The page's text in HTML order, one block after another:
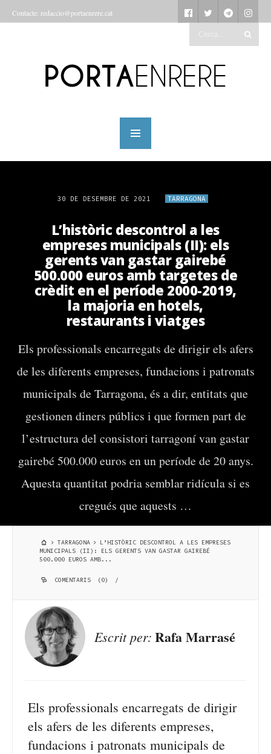
Contacte: redaccio@portaenrere.cat
30 DE DESEMBRE DE 2021 TARRAGONA
L’històric descontrol a les
empreses municipals (II): els
gerents van gastar gairebé
500.000 euros amb targetes de
crèdit en el període 2000-2019,
la majoria en hotels,
restaurants i viatges
Els professionals encarregats de dirigir els afers
de les diferents empreses, fundacions i patronats
municipals de Tarragona, és a dir, entitats que
gestionen diners públics i que formen part de
l’estructura del consistori tarragoní van gastar
gairebé 500.000 euros en un període de 20 anys.
Aquesta quantitat podria semblar ridícula si es
cregués que aquests …
TARRAGONA
L’HISTÒRIC DESCONTROL A LES EMPRESES
MUNICIPALS (II): ELS GERENTS VAN GASTAR GAIREBÉ
500.000 EUROS AMB...
COMENTARIS (0) /
Escrit per: Rafa Marrasé
Els professionals encarregats de dirigir
els afers de les diferents empreses,
fundacions i patronats municipals de